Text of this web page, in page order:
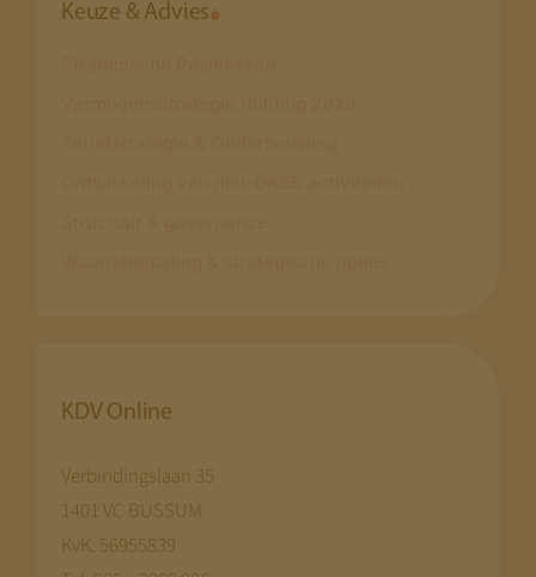
Keuze & Advies
KDV Online
Verbindingslaan 35
1401 VC BUSSUM
KvK: 56955839